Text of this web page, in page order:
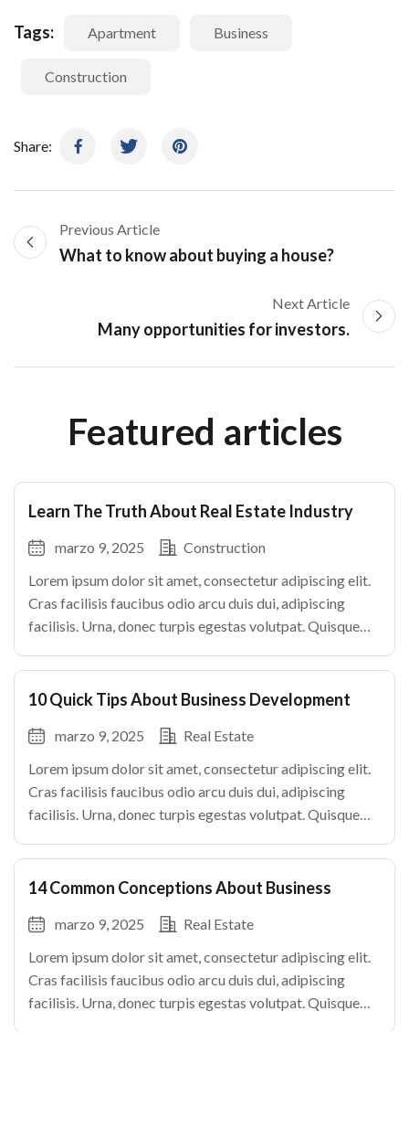
Tags: Apartment Business
Construction
Share:
Previous Article
What to know about buying a house?
Next Article
Many opportunities for investors.
Featured articles
Learn The Truth About Real Estate Industry
marzo 9, 2025
Construction
Lorem ipsum dolor sit amet, consectetur adipiscing elit.
Cras facilisis faucibus odio arcu duis dui, adipiscing
facilisis. Urna, donec turpis egestas volutpat. Quisque
mauris curabitur lorem in. Pulvinar sit ultrices mi […]
10 Quick Tips About Business Development
marzo 9, 2025
Real Estate
Lorem ipsum dolor sit amet, consectetur adipiscing elit.
Cras facilisis faucibus odio arcu duis dui, adipiscing
facilisis. Urna, donec turpis egestas volutpat. Quisque
mauris curabitur lorem in. Pulvinar sit ultrices mi […]
14 Common Conceptions About Business
marzo 9, 2025
Real Estate
Lorem ipsum dolor sit amet, consectetur adipiscing elit.
Cras facilisis faucibus odio arcu duis dui, adipiscing
facilisis. Urna, donec turpis egestas volutpat. Quisque